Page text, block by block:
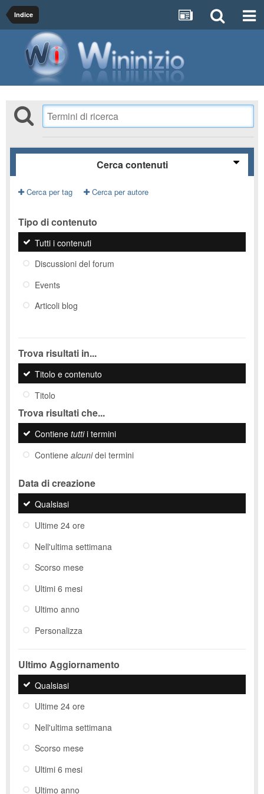
Indice
Cerca contenuti
Cerca per tag Cerca per autore
Tipo di contenuto
Tutti i contenuti
Discussioni del forum
Events
Articoli blog
Trova risultati in...
Titolo e contenuto
Titolo
Trova risultati che...
Contiene tuttii termini
Contiene alcunidei termini
Data di creazione
Qualsiasi
Ultime 24 ore
Nell'ultima settimana
Scorso mese
Ultimi 6 mesi
Ultimo anno
Personalizza
Ultimo Aggiornamento
Qualsiasi
Ultime 24 ore
Nell'ultima settimana
Scorso mese
Ultimi 6 mesi
Ultimo anno